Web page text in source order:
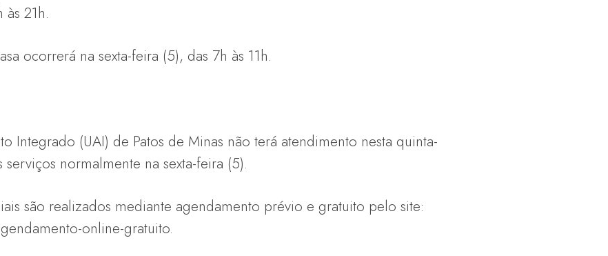
21h.
ocorrerá na sexta-feira (5), das 7h às 11h.
Integrado (UAI) de Patos de Minas não terá atendimento nesta quinta-
normalmente na sexta-feira (5).
são realizados mediante agendamento prévio e gratuito pelo site:
online-gratuito.